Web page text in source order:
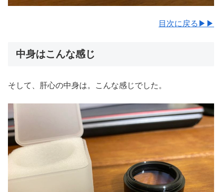
目次に戻る▶▶
中身はこんな感じ
そして、肝心の中身は。こんな感じでした。